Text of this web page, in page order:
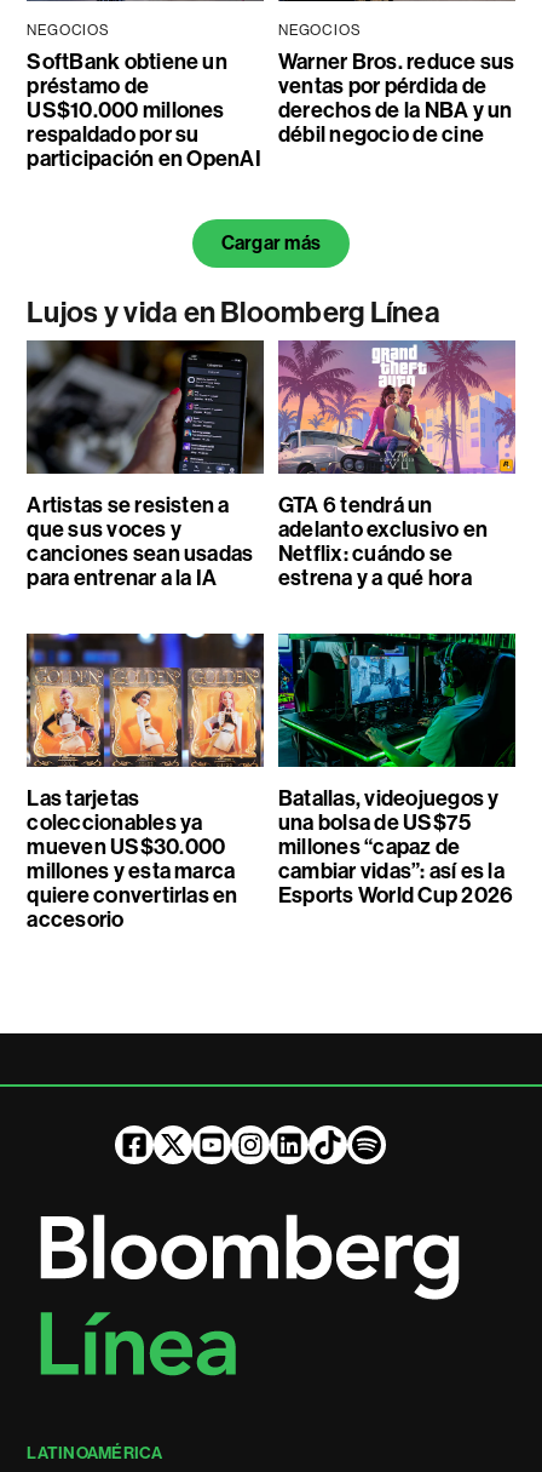
NEGOCIOS
SoftBank obtiene un
préstamo de
US$10.000 millones
respaldado por su
participación en OpenAI
NEGOCIOS
Warner Bros. reduce sus
ventas por pérdida de
derechos de la NBA y un
débil negocio de cine
Cargar más
Lujos y vida en Bloomberg Línea
Artistas se resisten a
que sus voces y
canciones sean usadas
para entrenar a la IA
GTA 6 tendrá un
adelanto exclusivo en
Netflix: cuándo se
estrena y a qué hora
Las tarjetas
coleccionables ya
mueven US$30.000
millones y esta marca
quiere convertirlas en
accesorio
Batallas, videojuegos y
una bolsa de US$75
millones “capaz de
cambiar vidas”: así es la
Esports World Cup 2026
LATINOAMÉRICA